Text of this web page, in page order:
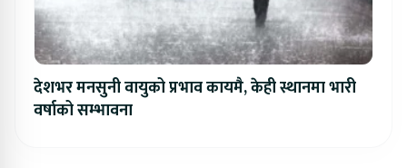
देशभर मनसुनी वायुको प्रभाव कायमै, केही स्थानमा भारी
वर्षाको सम्भावना